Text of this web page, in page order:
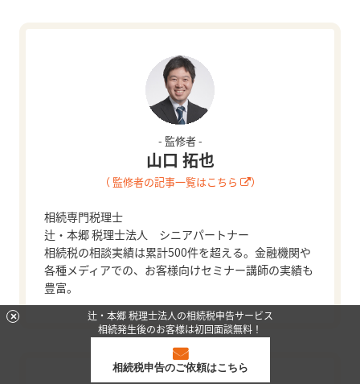
- 監修者 -
山口 拓也
（ 監修者の記事一覧はこちら ）
相続専門税理士
辻・本郷 税理士法人 シニアパートナー
相続税の相談実績は累計500件を超える。金融機関や
各種メディアでの、お客様向けセミナー講師の実績も
豊富。
辻・本郷 税理士法人の相続税申告サービス
相続発生後のお客様は初回面談無料！
相続税申告のご依頼はこちら